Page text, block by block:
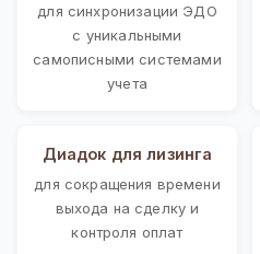
для синхронизации ЭДО
с уникальными
самописными системами
учета
Диадок для лизинга
для сокращения времени
выхода на сделку и
контроля оплат